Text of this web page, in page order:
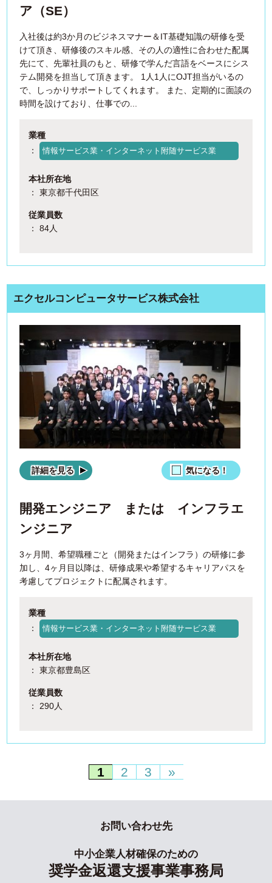
ア（SE）
入社後は約3か月のビジネスマナー＆IT基礎知識の研修を受
けて頂き、研修後のスキル感、その人の適性に合わせた配属
先にて、先輩社員のもと、研修で学んだ言語をベースにシス
テム開発を担当して頂きます。 1人1人にOJT担当がいるの
で、しっかりサポートしてくれます。 また、定期的に面談の
時間を設けており、仕事での...
業種
：
情報サービス業・インターネット附随サービス業
本社所在地
： 東京都千代田区
従業員数
： 84人
エクセルコンピュータサービス株式会社
詳細を見る 気になる！
開発エンジニア または インフラエ
ンジニア
3ヶ月間、希望職種ごと（開発またはインフラ）の研修に参
加し、4ヶ月目以降は、研修成果や希望するキャリアパスを
考慮してプロジェクトに配属されます。
業種
：
情報サービス業・インターネット附随サービス業
本社所在地
： 東京都豊島区
従業員数
： 290人
1 2 3 »
お問い合わせ先
中小企業人材確保のための
奨学金返還支援事業事務局